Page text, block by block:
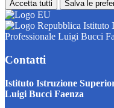
Accetta tutti Salva le
Istituto
Professionale Luigi Bucci
Contatti
Istituto Istruzione
Luigi Bucci Faenza